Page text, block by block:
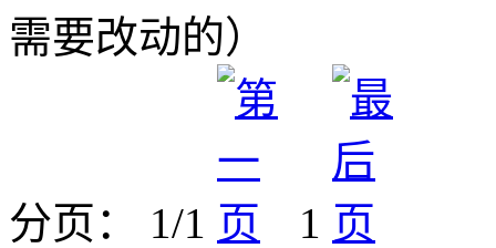
需要改动的）
分页： 1/1 1